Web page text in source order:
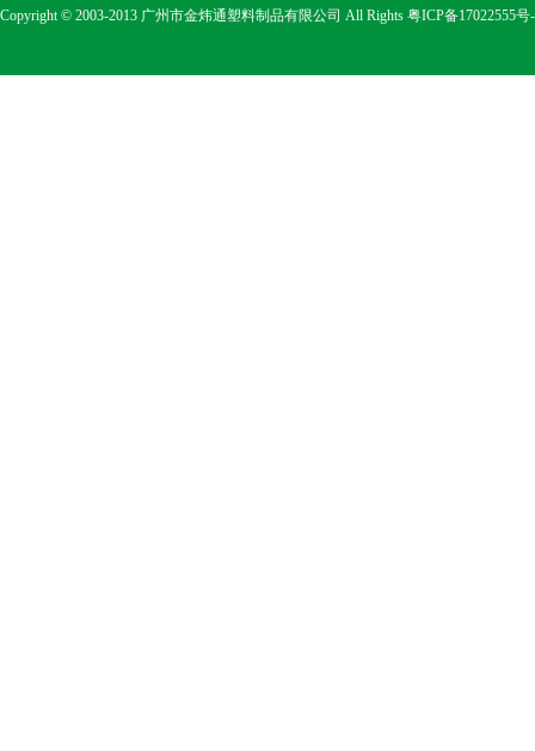
Copyright © 2003-2013 广州市金炜通塑料制品有限公司 All Rights 粤ICP备17022555号